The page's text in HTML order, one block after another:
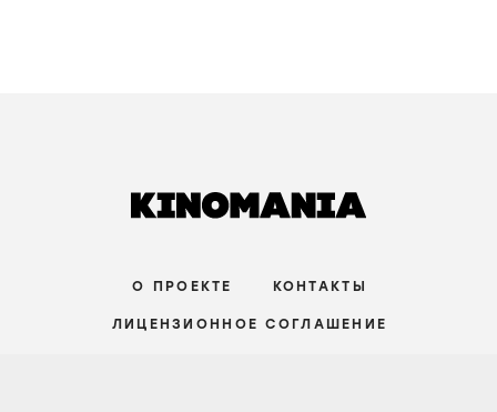
О ПРОЕКТЕ КОНТАКТЫ
ЛИЦЕНЗИОННОЕ СОГЛАШЕНИЕ